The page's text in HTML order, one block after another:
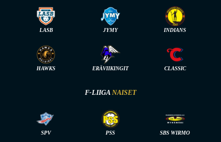
LASB JYMY INDIANS
HAWKS ERÄVIIKINGIT CLASSIC
F-LIIGA NAISET
SPV PSS SBS WIRMO